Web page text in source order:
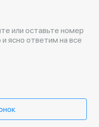
или оставьте номер
ясно ответим на все